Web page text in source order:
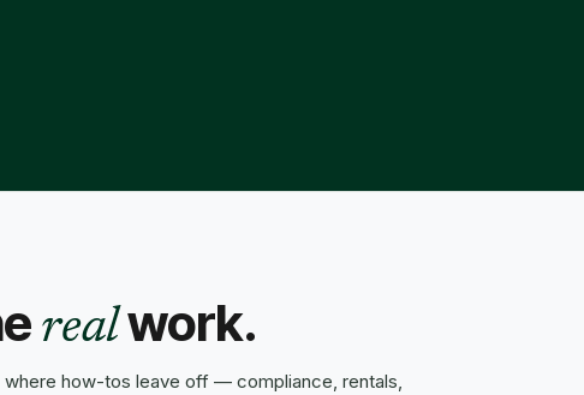
realwork.
how-tos leave off — compliance, rentals,